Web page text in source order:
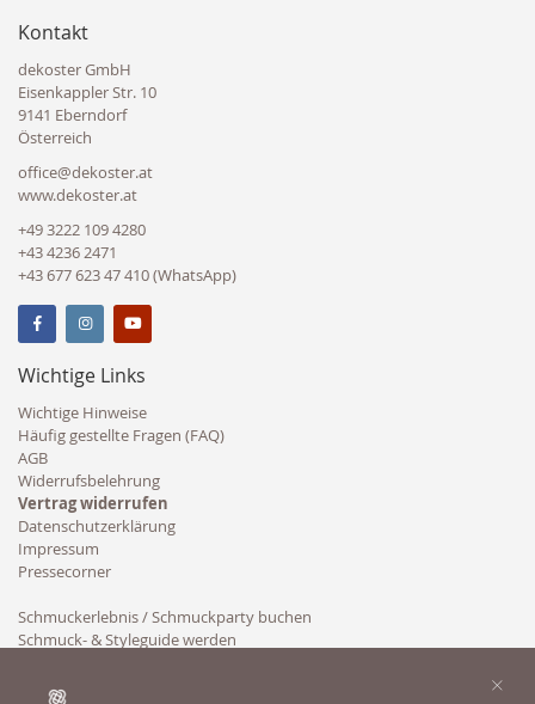
Kontakt
dekoster GmbH
Eisenkappler Str. 10
9141 Eberndorf
Österreich
office@dekoster.at
www.dekoster.at
+49 3222 109 4280
+43 4236 2471
+43 677 623 47 410 (WhatsApp)
Wichtige Links
Wichtige Hinweise
Häufig gestellte Fragen (FAQ)
AGB
Widerrufsbelehrung
Vertrag widerrufen
Datenschutzerklärung
Impressum
Pressecorner
Schmuckerlebnis / Schmuckparty buchen
Schmuck- & Styleguide werden
×